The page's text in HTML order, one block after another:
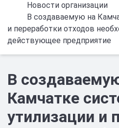
Новости организации
В создаваемую на
и переработки отходов
действующее предприятие
В
Камчатке
утилизации и